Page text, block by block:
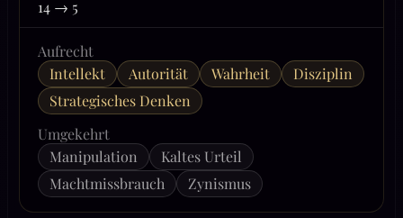
14 → 5
Aufrecht
Intellekt
Autorität Wahrheit
Disziplin
Strategisches Denken
Umgekehrt
Manipulation
Kaltes Urteil
Machtmissbrauch
Zynismus